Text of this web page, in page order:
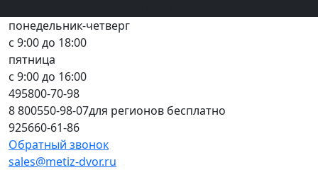
понедельник-четверг
с 9:00 до 18:00
пятница
с 9:00 до 16:00
495800-70-98
8 800550-98-07для регионов бесплатно
925660-61-86
Обратный звонок
sales@metiz-dvor.ru